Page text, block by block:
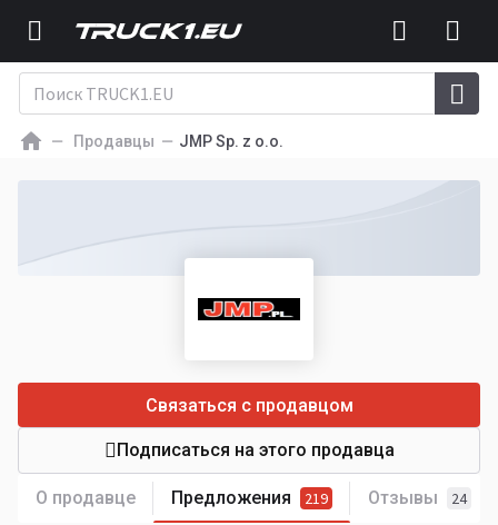
Продавцы JMP Sp. z o.o.
О продавце Предложения 219 Отзывы 24
Связаться с продавцом
Подписаться на этого продавца